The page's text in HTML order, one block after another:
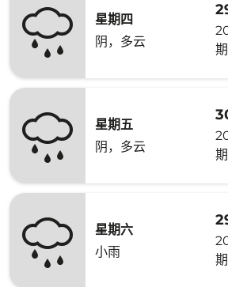
星期四
阴，多云
星期五
阴，多云
星期六
小雨